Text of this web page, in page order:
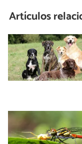
Artículos